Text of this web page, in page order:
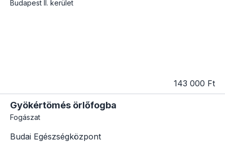
Budapest II. kerület
143 000 Ft
Gyökértömés örlőfogba
Fogászat
Budai Egészségközpont